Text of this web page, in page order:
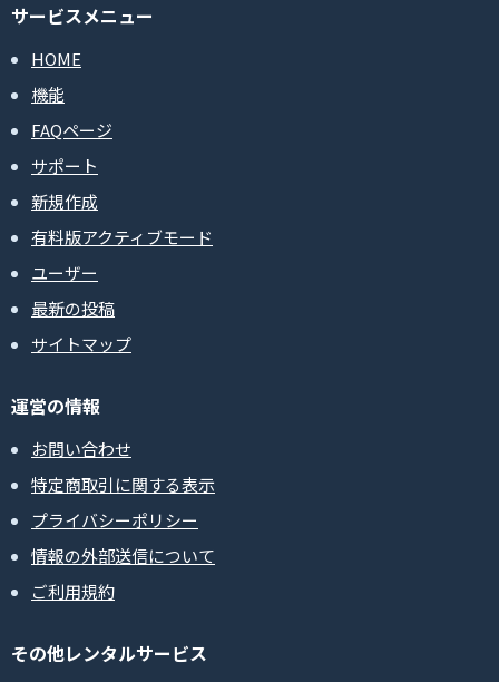
サービスメニュー
HOME
機能
FAQページ
サポート
新規作成
有料版アクティブモード
ユーザー
最新の投稿
サイトマップ
運営の情報
お問い合わせ
特定商取引に関する表示
プライバシーポリシー
情報の外部送信について
ご利用規約
その他レンタルサービス